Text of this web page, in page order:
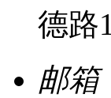
德路
邮箱